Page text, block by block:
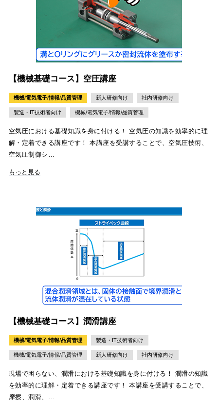
【機械基礎コース】空圧講座
機械/電気電子/情報/品質管理 新人研修向け 社内研修向け
製造・IT技術者向け 機械/電気電子/情報/品質管理
空気圧における基礎知識を身に付ける！ 空気圧の知識を効率的に理
解・定着できる講座です！ 本講座を受講することで、空気圧技術、
空気圧制御シ…
もっと見る
【機械基礎コース】潤滑講座
機械/電気電子/情報/品質管理 製造・IT技術者向け
機械/電気電子/情報/品質管理 新人研修向け 社内研修向け
現場で困らない、潤滑における基礎知識を身に付ける！ 潤滑の知識
を効率的に理解・定着できる講座です！ 本講座を受講することで、
摩擦、潤滑、…